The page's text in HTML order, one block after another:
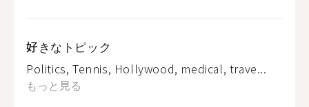
好きなトピック
Politics, Tennis, Hollywood, medical, trave...
もっと見る